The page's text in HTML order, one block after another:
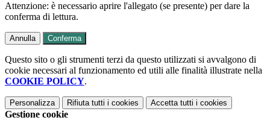
Attenzione: è necessario aprire l'allegato (se presente) per dare la
conferma di lettura.
Annulla Conferma
Questo sito o gli strumenti terzi da questo utilizzati si avvalgono di
cookie necessari al funzionamento ed utili alle finalità illustrate nella
COOKIE POLICY.
Personalizza Rifiuta tutti i cookies Accetta tutti i cookies
Gestione cookie